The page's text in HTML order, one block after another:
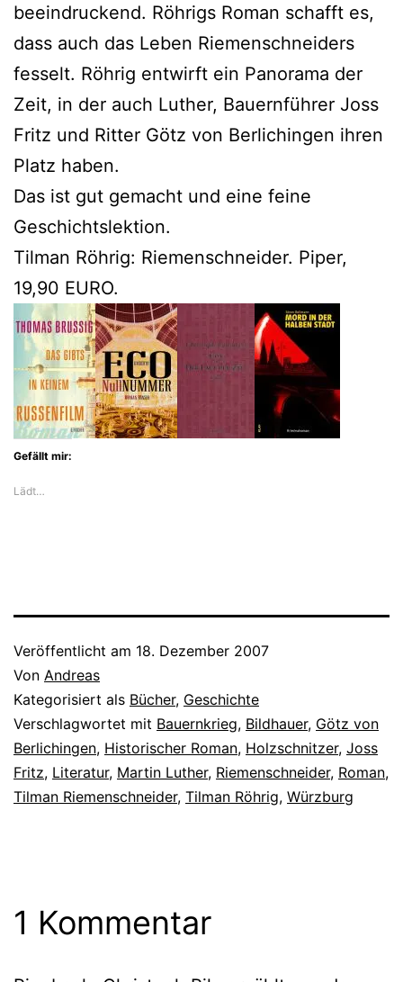
beeindruckend. Röhrigs Roman schafft es,
dass auch das Leben Riemenschneiders
fesselt. Röhrig entwirft ein Panorama der
Zeit, in der auch Luther, Bauernführer Joss
Fritz und Ritter Götz von Berlichingen ihren
Platz haben.
Das ist gut gemacht und eine feine
Geschichtslektion.
Tilman Röhrig: Riemenschneider. Piper,
19,90 EURO.
Gefällt mir:
Lädt…
Veröffentlicht am 18. Dezember 2007
Von Andreas
Kategorisiert als Bücher, Geschichte
Verschlagwortet mit Bauernkrieg, Bildhauer, Götz von
Berlichingen, Historischer Roman, Holzschnitzer, Joss
Fritz, Literatur, Martin Luther, Riemenschneider, Roman,
Tilman Riemenschneider, Tilman Röhrig, Würzburg
1 Kommentar